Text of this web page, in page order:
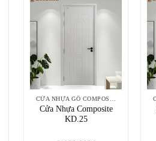
CỬA NHỰA GỖ COMPOSITE
Cửa Nhựa Composite
KD.25